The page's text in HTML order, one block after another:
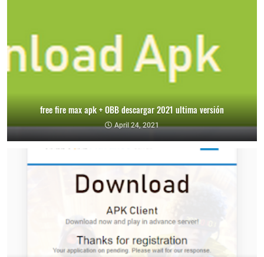
free fire max apk + OBB descargar 2021 ultima versión
April 24, 2021